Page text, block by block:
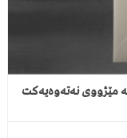
مێژووی نەتەوەیەکت